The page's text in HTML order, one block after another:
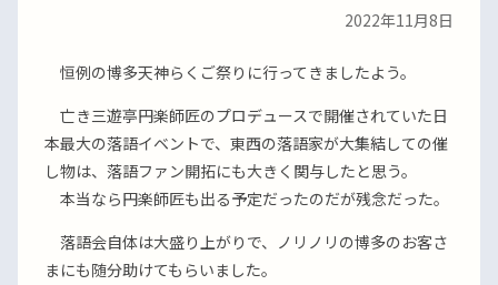
2022年11月8日
恒例の博多天神らくご祭りに行ってきましたよう。
亡き三遊亭円楽師匠のプロデュースで開催されていた日
本最大の落語イベントで、東西の落語家が大集結しての催
し物は、落語ファン開拓にも大きく関与したと思う。
本当なら円楽師匠も出る予定だったのだが残念だった。
落語会自体は大盛り上がりで、ノリノリの博多のお客さ
まにも随分助けてもらいました。